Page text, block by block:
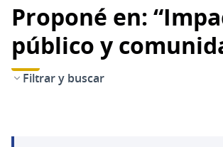
Proponé en:
público y
Filtrar y buscar